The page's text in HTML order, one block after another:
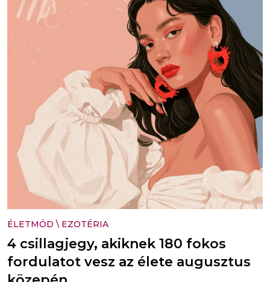
ÉLETMÓD \ EZOTÉRIA
4 csillagjegy, akiknek 180 fokos
fordulatot vesz az élete augusztus